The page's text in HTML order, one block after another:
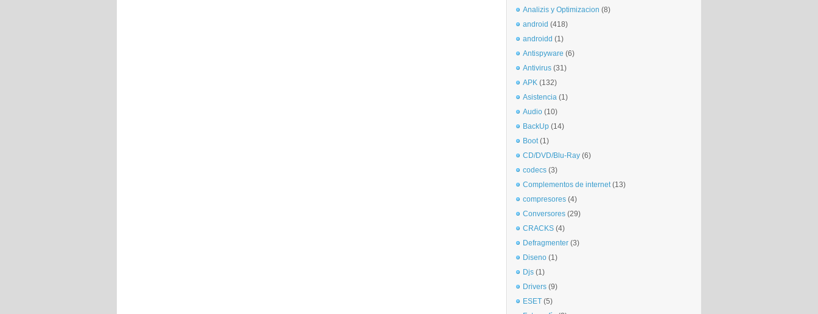
Analizis y Optimizacion (8)
android (418)
androidd (1)
Antispyware (6)
Antivirus (31)
APK (132)
Asistencia (1)
Audio (10)
BackUp (14)
Boot (1)
CD/DVD/Blu-Ray (6)
codecs (3)
Complementos de internet (13)
compresores (4)
Conversores (29)
CRACKS (4)
Defragmenter (3)
Diseno (1)
Djs (1)
Drivers (9)
ESET (5)